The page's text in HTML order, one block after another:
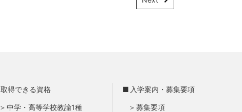
取得できる資格
中学・高等学校教諭1種
入学案内・募集要項
募集要項